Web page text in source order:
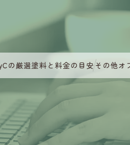
の厳選塗料と料金の目安その他オ